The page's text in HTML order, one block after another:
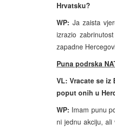
Hrvatsku?
WP: Ja zaista
izrazio
zapadne
Puna podrska
VL: Vracate se iz
poput onih u
WP: Imam punu
ni jednu akciju,